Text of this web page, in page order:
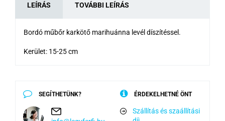
LEÍRÁS TOVÁBBI LEÍRÁS
Bordó műbőr karkötő marihuánna levél díszítéssel.
Kerület: 15-25 cm
SEGÍTHETÜNK? ÉRDEKELHETNÉ ÖNT
Szállítás és szaállítási